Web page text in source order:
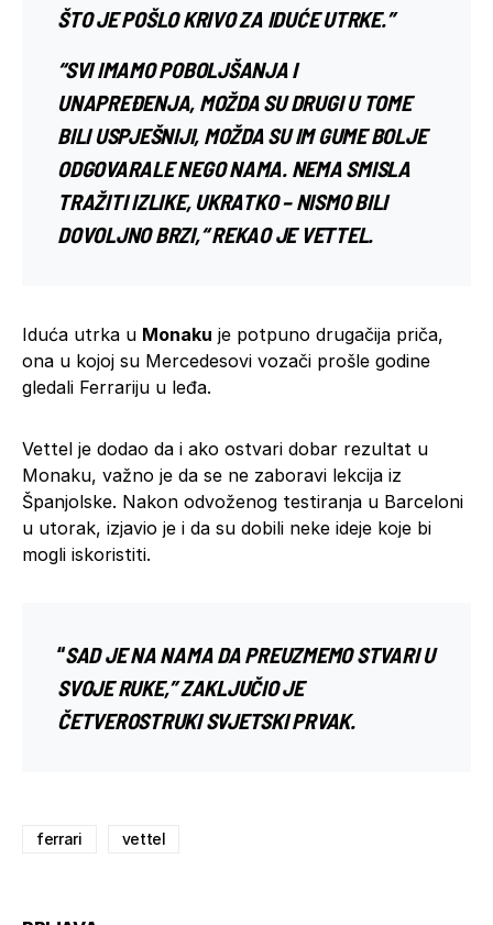
ŠTO JE POŠLO KRIVO ZA IDUĆE UTRKE.”
“SVI IMAMO POBOLJŠANJA I
UNAPREĐENJA, MOŽDA SU DRUGI U TOME
BILI USPJEŠNIJI, MOŽDA SU IM GUME BOLJE
ODGOVARALE NEGO NAMA. NEMA SMISLA
TRAŽITI IZLIKE, UKRATKO – NISMO BILI
DOVOLJNO BRZI,“ REKAO JE VETTEL.
Iduća utrka u Monaku je potpuno drugačija priča,
ona u kojoj su Mercedesovi vozači prošle godine
gledali Ferrariju u leđa.
Vettel je dodao da i ako ostvari dobar rezultat u
Monaku, važno je da se ne zaboravi lekcija iz
Španjolske. Nakon odvoženog testiranja u Barceloni
u utorak, izjavio je i da su dobili neke ideje koje bi
mogli iskoristiti.
“SAD JE NA NAMA DA PREUZMEMO STVARI U
SVOJE RUKE,” ZAKLJUČIO JE
ČETVEROSTRUKI SVJETSKI PRVAK.
ferrari vettel